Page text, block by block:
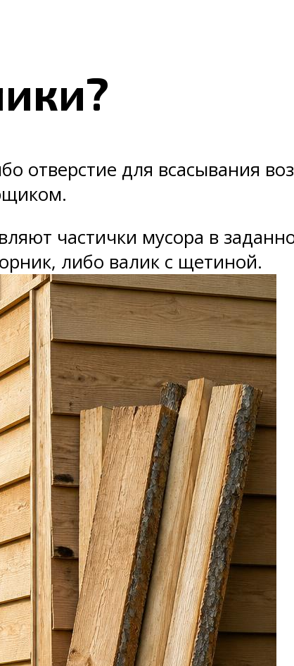
отверстие для всасывания
частички мусора в
либо валик с щетиной.